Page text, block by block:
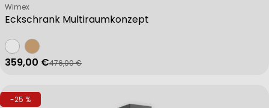
Eckschrank Multiraumkonzept
Verkäufer:
Wimex
Verkaufspreis
359,00 €
Regulärer Preis
476,00 €
-25 %